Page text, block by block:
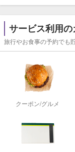
サービス利用
旅行やお食事の予約でも
クーポン/グルメ